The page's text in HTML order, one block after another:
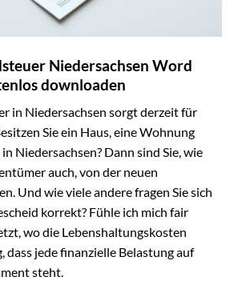
Niedersachsen Word
downloaden
in Niedersachsen sorgt derzeit für
Sie ein Haus, eine Wohnung
Niedersachsen? Dann sind Sie, wie
auch, von der neuen
Und wie viele andere fragen Sie sich
korrekt? Fühle ich mich fair
wo die Lebenshaltungskosten
dass jede finanzielle Belastung auf
steht.